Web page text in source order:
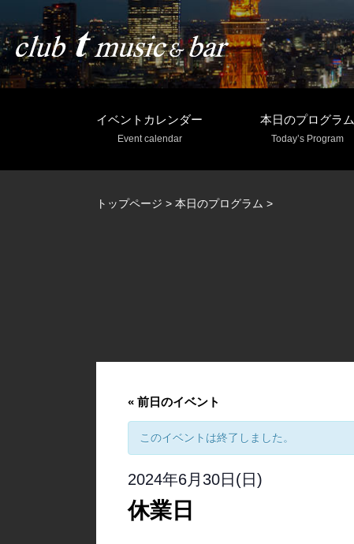
イベントカレンダー
Event calendar
本日のプログラム
Today’s Program
トップページ > 本日のプログラム >
« 前日のイベント
このイベントは終了しました。
2024年6月30日(日)
休業日